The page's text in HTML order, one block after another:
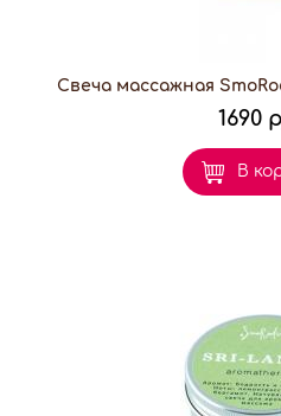
Свеча массажная
1690
В